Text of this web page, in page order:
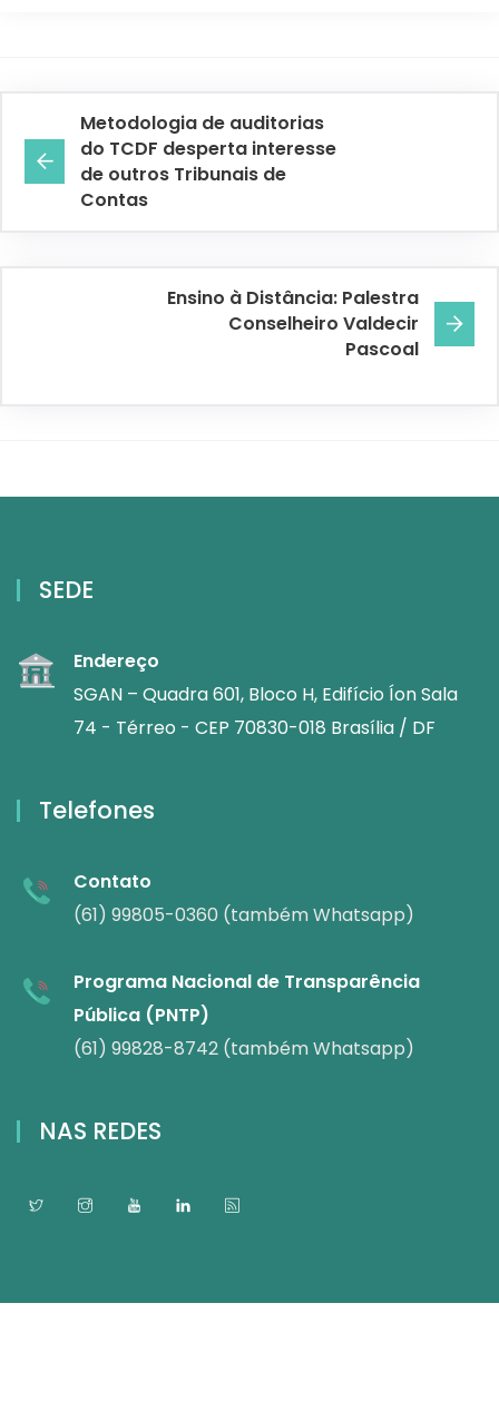
Metodologia de auditorias
do TCDF desperta interesse
de outros Tribunais de
Contas
Ensino à Distância: Palestra
Conselheiro Valdecir
Pascoal
SEDE
Endereço
SGAN – Quadra 601, Bloco H, Edifício Íon Sala
74 - Térreo - CEP 70830-018 Brasília / DF
Telefones
Contato
(61) 99805-0360 (também Whatsapp)
Programa Nacional de Transparência
Pública (PNTP)
(61) 99828-8742 (também Whatsapp)
NAS REDES